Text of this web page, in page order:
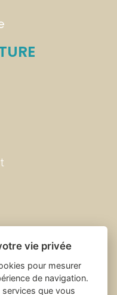
vie privée
pour mesurer
de navigation.
que vous